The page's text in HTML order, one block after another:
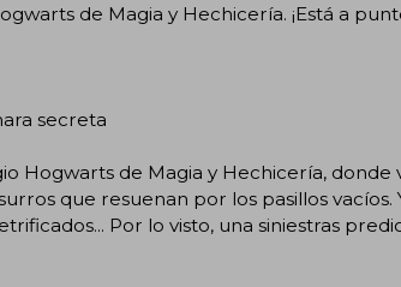
de Magia y Hechicería. ¡Está a
secreta
Hogwarts de Magia y Hechicería,
que resuenan por los pasillos
Por lo visto, una siniestras